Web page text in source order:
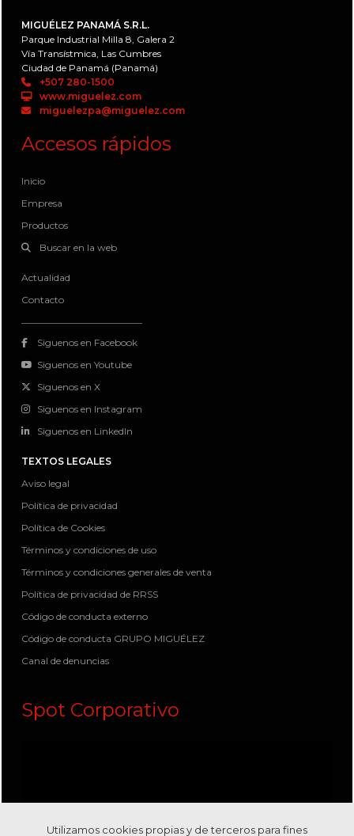
MIGUÉLEZ PANAMÁ S.R.L.
Parque Industrial Milla 8, Galera 2
Vía Transístmica, Las Cumbres
Ciudad de Panamá (Panamá)
+507 280-1500
www.miguelez.com
miguelezpa@miguelez.com
Accesos rápidos
Inicio
Empresa
Productos
Buscar en la web
Actualidad
Contacto
Siguenos en Facebook
Siguenos en Youtube
Siguenos en X
Siguenos en Instagram
Siguenos en LinkedIn
TEXTOS LEGALES
Aviso legal
Política de privacidad
Política de Cookies
Términos y condiciones de uso
Términos y condiciones generales de venta
Política de privacidad de RRSS
Código de conducta externo
Código de conducta GRUPO MIGUÉLEZ
Canal de denuncias
Spot Corporativo
Utilizamos cookies propias y de terceros para fines